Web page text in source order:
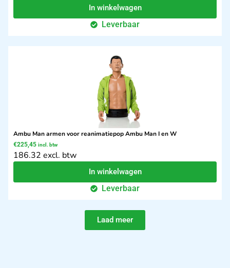
In winkelwagen
Leverbaar
Ambu Man armen voor reanimatiepop Ambu Man I en W
€225,45 incl. btw
186.32 excl. btw
In winkelwagen
Leverbaar
Laad meer